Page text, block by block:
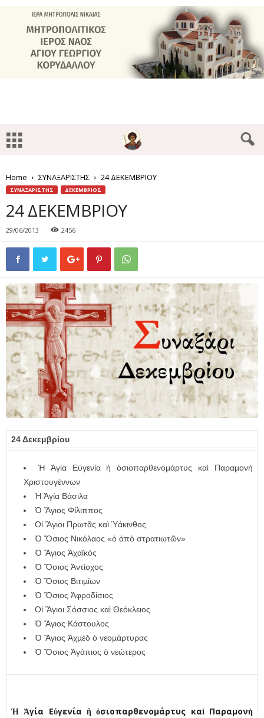
Home ΣΥΝΑΞΑΡΙΣΤΗΣ 24 ΔΕΚΕΜΒΡΙΟΥ
ΣΥΝΑΞΑΡΙΣΤΗΣ ΔΕΚΕΜΒΡΙΟΣ
24 ΔΕΚΕΜΒΡΙΟΥ
29/06/2013 2456
24 Δεκεμβρίου
Ἡ Ἁγία Εὐγενία ἡ ὁσιοπαρθενοµάρτυς καὶ Παραµονὴ
Χριστουγέννων
Ἡ Ἁγία Βάσιλα
Ὁ Ἅγιος Φίλιππος
Οἱ Ἅγιοι Πρωτᾶς καὶ Ὑάκινθος
Ὁ Ὅσιος Νικόλαος «ὁ ἀπὸ στρατιωτῶν»
Ὁ Ἅγιος Ἀχαϊκός
Ὁ Ὅσιος Ἀντίοχος
Ὁ Ὅσιος Βιτιµίων
Ὁ Ὅσιος Ἀφροδίσιος
Οἱ Ἅγιοι Σόσσιος καὶ Θεόκλειος
Ὁ Ἅγιος Κάστουλος
Ὁ Ἅγιος Ἀχµέδ ὁ νεοµάρτυρας
Ὁ Ὅσιος Ἀγάπιος ὁ νεώτερος
Ἡ Ἁγία Εὐγενία ἡ ὁσιοπαρθενοµάρτυς καὶ Παραµονὴ